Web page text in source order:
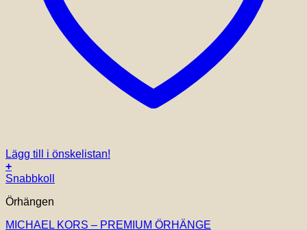
Lägg till i önskelistan!
+
Snabbkoll
Örhängen
MICHAEL KORS – PREMIUM ÖRHÄNGE